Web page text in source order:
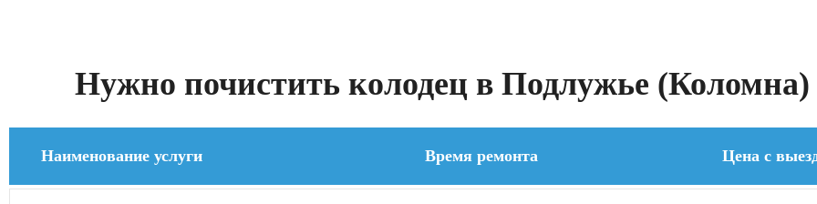
Нужно почистить колодец в Подлужье
Наименование услуги Время ремонта Цена с